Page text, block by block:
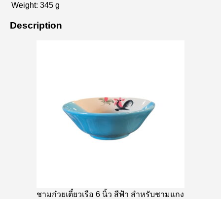
Weight: 345 g
Description
ชามก๋วยเตี๋ยวเรือ 6 นิ้ว สีฟ้า สำหรับชามแกง